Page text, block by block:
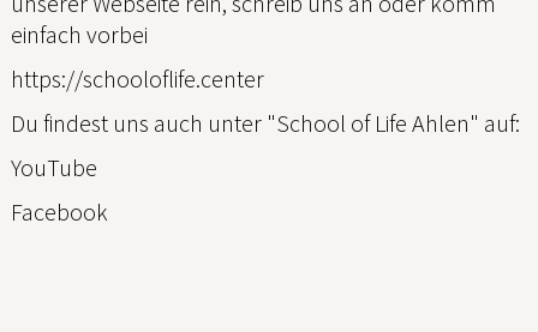
einfach vorbei
https://schooloflife.center
Du findest uns auch unter "School of Life Ahlen" auf:
YouTube
Facebook